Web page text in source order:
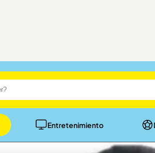
Entretenimiento